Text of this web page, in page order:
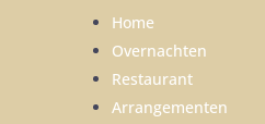
Home
Overnachten
Restaurant
Arrangementen